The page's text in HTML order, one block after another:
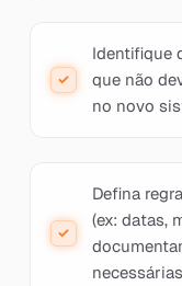
Identifique
que não
no novo
Defina
(ex: datas,